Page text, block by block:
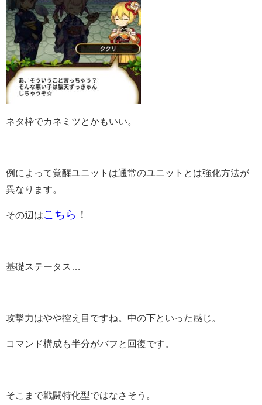
ネタ枠でカネミツとかもいい。
例によって覚醒ユニットは通常のユニットとは強化方法が
異なります。
その辺はこちら ！
基礎ステータス…
攻撃力はやや控え目ですね。中の下といった感じ。
コマンド構成も半分がバフと回復です。
そこまで戦闘特化型ではなさそう。